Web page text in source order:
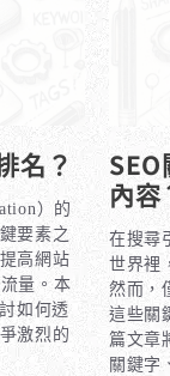
名？
）的
要素之
高網站
量。本
如何透
激烈的
內容
在搜尋
世界裡
然而，
這些關
篇文章
關鍵字